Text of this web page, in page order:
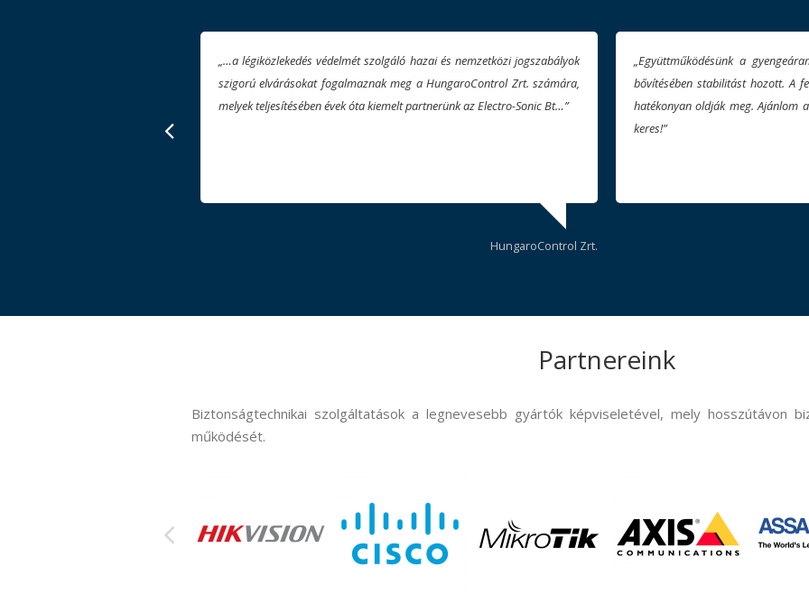
„Együttműködésünk a gyengeáramú rendszereink üzemeltetésében és
bővítésében stabilitást hozott. A felmerülő problémákat rugalmasan és
hatékonyan oldják meg. Ajánlom a céget, aki minőségi, pontos partnert
Béres Gyógyszergyár Zrt.
„Precíz, megbízható csapat, profi
100% elégedettség részünkről!”
Partnereink
Biztonságtechnikai szolgáltatások a legnevesebb gyártók képviseletével, mely hosszútávon
működését.